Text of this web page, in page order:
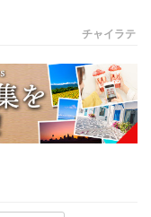
チャイラテ